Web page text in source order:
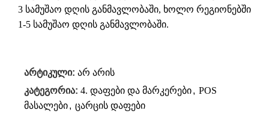
3 სამუშაო დღის განმავლობაში, ხოლო რეგიონებში
1-5 სამუშაო დღის განმავლობაში.
არტიკული: არ არის
კატეგორია: 4. დაფები და მარკერები, POS
მასალები, ცარცის დაფები